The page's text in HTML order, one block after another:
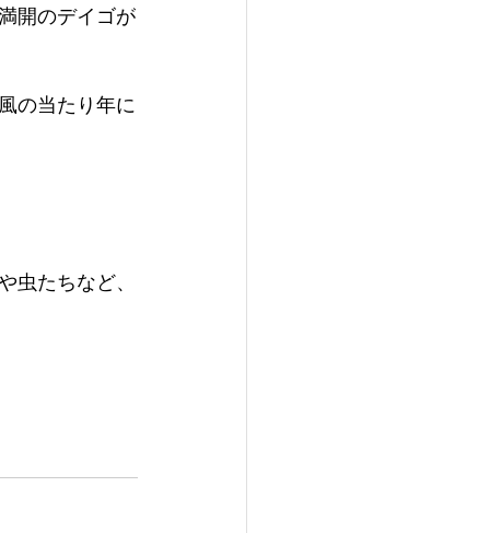
開のデイゴが
の当たり年に
虫たちなど、